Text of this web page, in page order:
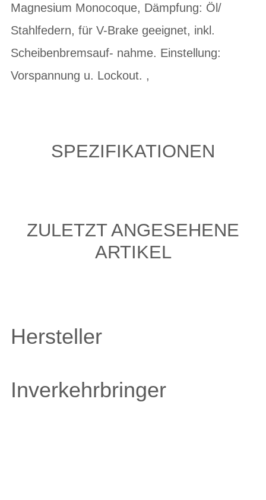
Magnesium Monocoque, Dämpfung: Öl/
Stahlfedern, für V-Brake geeignet, inkl.
Scheibenbremsauf- nahme. Einstellung:
Vorspannung u. Lockout. ,
SPEZIFIKATIONEN
ZULETZT ANGESEHENE
ARTIKEL
Hersteller
Inverkehrbringer